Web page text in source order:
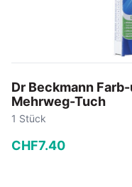
Dr Beckmann
Mehrweg-Tuch
1 Stück
CHF7.40